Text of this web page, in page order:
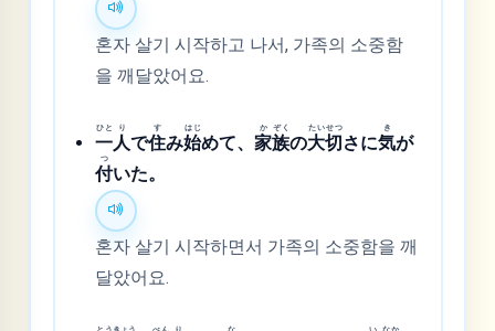
혼자 살기 시작하고 나서, 가족의 소중함
을 깨달았어요.
一
ひと
人
り
で住
す
み始
はじ
めて、家
か
族
ぞく
の大
たい
切
せつ
さに気
き
が
付
つ
いた。
혼자 살기 시작하면서 가족의 소중함을 깨
달았어요.